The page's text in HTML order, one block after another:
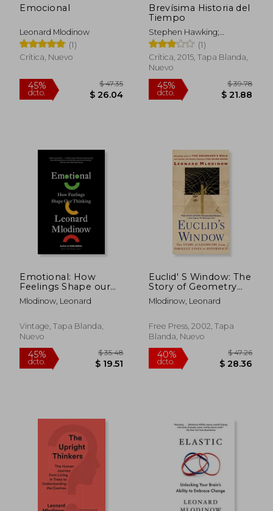
dcto. $ 39.55 dcto. $
Emocional
Leonard Mlodinow
(1)
Crítica, Nuevo
45% $ 47.35
Brevísima Historia del
Tiempo
Stephen Hawking;
Leonard Mlodinow
(1)
Crítica, 2015, Tapa Blanda,
Nuevo
45%
Emotional: How
Feelings Shape our
Thinking (en Inglés)
Mlodinow, Leonard
Vintage, Tapa Blanda,
Nuevo
Euclid' S Window: The
Story of Geometry
From Parallel Lines to
Hyperspace (en
Mlodinow, Leonard
Free Press, 2002, Tapa
Blanda, Nuevo